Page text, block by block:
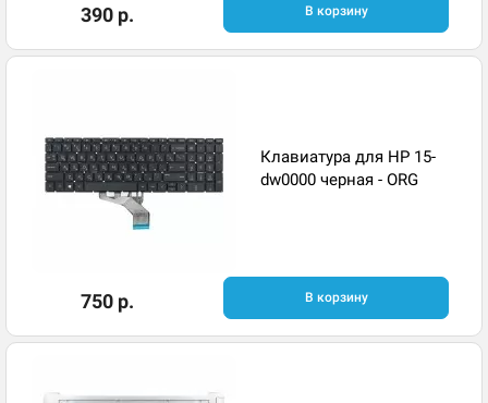
390 р. В корзину
Клавиатура для HP 15-
dw0000 черная - ORG
750 р. В корзину